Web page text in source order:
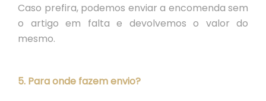
Caso prefira, podemos enviar a encomenda sem
o artigo em falta e devolvemos o valor do
mesmo.
5. Para onde fazem envio?